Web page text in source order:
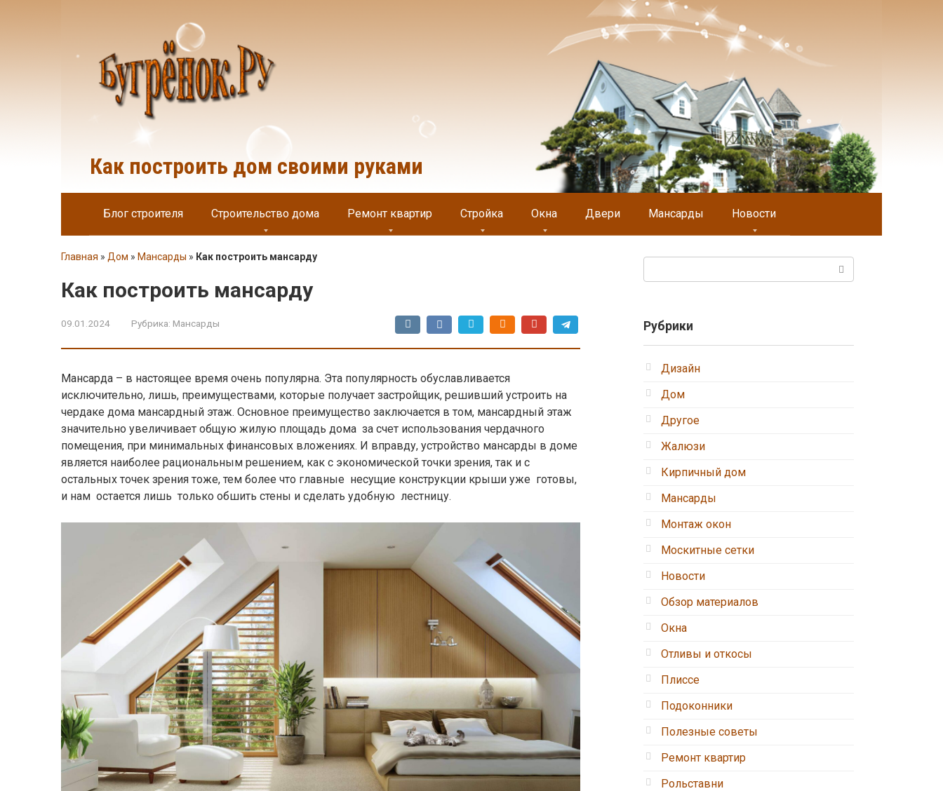
Как построить дом своими руками
Блог строителя Строительство дома Ремонт квартир Стройка Окна Двери Мансарды Новости
Главная » Дом » Мансарды » Как построить мансарду
Как построить мансарду
09.01.2024 Рубрика: Мансарды
Мансарда – в настоящее время очень популярна. Эта популярность обуславливается
исключительно, лишь, преимуществами, которые получает застройщик, решивший устроить на
чердаке дома мансардный этаж. Основное преимущество заключается в том, мансардный этаж
значительно увеличивает общую жилую площадь дома за счет использования чердачного
помещения, при минимальных финансовых вложениях. И вправду, устройство мансарды в доме
является наиболее рациональным решением, как с экономической точки зрения, так и с
остальных точек зрения тоже, тем более что главные несущие конструкции крыши уже готовы,
и нам остается лишь только обшить стены и сделать удобную лестницу.
Рубрики
Дизайн
Дом
Другое
Жалюзи
Кирпичный дом
Мансарды
Монтаж окон
Москитные сетки
Новости
Обзор материалов
Окна
Отливы и откосы
Плиссе
Подоконники
Полезные советы
Ремонт квартир
Рольставни